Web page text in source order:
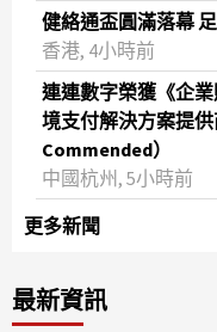
健絡通盃圓滿落幕
香港, 4小時前
連連數字榮獲《企
境支付解決方案提
Commended）
中國杭州, 5小時前
更多新聞
最新資訊